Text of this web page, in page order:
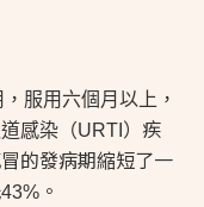
服用六個月以上，
感染（URTI ）疾
的發病期縮短了一
43% 。